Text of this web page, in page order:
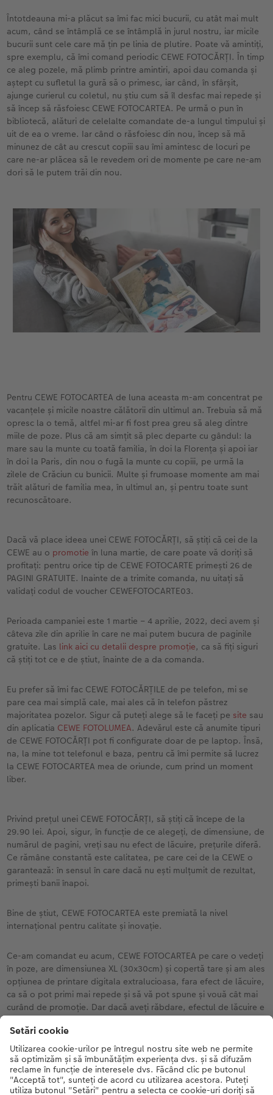
Cum funcționează
CEWE FOTOCARTE Kids
CEWE FOTOCARTE Art Collection
Dimensiunea imaginii
Poster Premium
Art Prints
Fotografii standard
Cutii cu fotografii
Fotosticker
Instant Foto
Sticker instant
Galerie foto
Fotografie pe Forex
Panou de întâmpinare nuntă
Baghete pentru poster
Hexxas
Decorațiuni de perete din mai multe părți
Colaje foto
Bandă foto
Fotografii retro XXL
Lumea animalelor de companie
Rechizite școlare și de birou
Cutii de cadou
Textile
Art Prints
CEWE FOTOCARTE Kids
Idei cadouri unice
Idei de cadouri pentru cei dragi
Interviuri
Călătorie
Nuntă
Întotdeauna mi-a plăcut sa îmi fac mici bucurii, cu atât mai mult
acum, când se întâmplă ce se întâmplă in jurul nostru, iar micile
bucurii sunt cele care mă țin pe linia de plutire. Poate vă amintiți,
spre exemplu, că îmi comand periodic CEWE FOTOCĂRȚI. În timp
ce aleg pozele, mă plimb printre amintiri, apoi dau comanda și
aștept cu sufletul la gură să o primesc, iar când, în sfârșit,
ajunge curierul cu coletul, nu știu cum să îl desfac mai repede și
să încep să răsfoiesc CEWE FOTOCARTEA. Pe urmă o pun în
bibliotecă, alături de celelalte comandate de-a lungul timpului și
uit de ea o vreme. Iar când o răsfoiesc din nou, încep să mă
minunez de cât au crescut copiii sau îmi amintesc de locuri pe
care ne-ar plăcea să le revedem ori de momente pe care ne-am
dori să le putem trăi din nou.
Pentru CEWE FOTOCARTEA de luna aceasta m-am concentrat pe
vacanțele și micile noastre călătorii din ultimul an. Trebuia să mă
opresc la o temă, altfel mi-ar fi fost prea greu să aleg dintre
miile de poze. Plus că am simțit să plec departe cu gândul: la
mare sau la munte cu toată familia, în doi la Florența și apoi iar
în doi la Paris, din nou o fugă la munte cu copiii, pe urmă la
zilele de Crăciun cu bunicii. Multe și frumoase momente am mai
trăit alături de familia mea, în ultimul an, și pentru toate sunt
recunoscătoare.
Dacă vă place ideea unei CEWE FOTOCĂRȚI, să știți că cei de la
CEWE au o promotie în luna martie, de care poate vă doriți să
profitați: pentru orice tip de CEWE FOTOCARTE primești 26 de
PAGINI GRATUITE. Inainte de a trimite comanda, nu uitați să
validați codul de voucher CEWEFOTOCARTE03.
Perioada campaniei este 1 martie – 4 aprilie, 2022, deci avem și
câteva zile din aprilie în care ne mai putem bucura de paginile
gratuite. Las link aici cu detalii despre promoție, ca să fiți siguri
că știți tot ce e de știut, înainte de a da comanda.
Eu prefer să îmi fac CEWE FOTOCĂRȚILE de pe telefon, mi se
pare cea mai simplă cale, mai ales că în telefon păstrez
majoritatea pozelor. Sigur că puteți alege să le faceți pe site sau
din aplicatia CEWE FOTOLUMEA. Adevărul este că anumite tipuri
de CEWE FOTOCĂRȚI pot fi configurate doar de pe laptop. Însă,
na, la mine tot telefonul e baza, pentru că îmi permite să lucrez
la CEWE FOTOCARTEA mea de oriunde, cum prind un moment
liber.
Privind prețul unei CEWE FOTOCĂRȚI, să știți că începe de la
29.90 lei. Apoi, sigur, în funcție de ce alegeți, de dimensiune, de
numărul de pagini, vreți sau nu efect de lăcuire, prețurile diferă.
Ce rămâne constantă este calitatea, pe care cei de la CEWE o
garantează: în sensul în care dacă nu ești mulțumit de rezultat,
primești banii înapoi.
Bine de știut, CEWE FOTOCARTEA este premiată la nivel
internațional pentru calitate și inovație.
Ce-am comandat eu acum, CEWE FOTOCARTEA pe care o vedeți
în poze, are dimensiunea XL (30x30cm) și copertă tare și am ales
opțiunea de printare digitala extralucioasa, fara efect de lăcuire,
ca să o pot primi mai repede și să vă pot spune și vouă cât mai
curând de promoție. Dar dacă aveți răbdare, efectul de lăcuire e